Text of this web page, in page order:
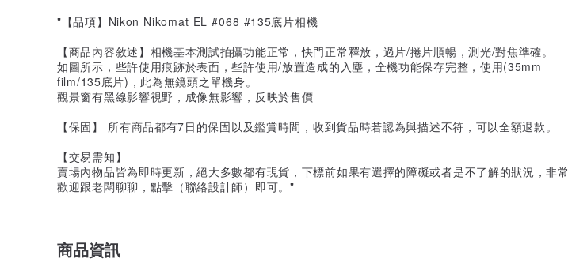
"【品項】Nikon Nikomat EL #068 #135底片相機
【商品內容敘述】相機基本測試拍攝功能正常，快門正常釋放，過片/捲片順暢，測光/對焦準確。
如圖所示，些許使用痕跡於表面，些許使用/放置造成的入塵，全機功能保存完整，使用(35mm
film/135底片)，此為無鏡頭之單機身。
觀景窗有黑線影響視野，成像無影響，反映於售價
【保固】 所有商品都有7日的保固以及鑑賞時間，收到貨品時若認為與描述不符，可以全額退款。
【交易需知】
賣場內物品皆為即時更新，絕大多數都有現貨，下標前如果有選擇的障礙或者是不了解的狀況，非常
歡迎跟老闆聊聊，點擊（聯絡設計師）即可。"
商品資訊